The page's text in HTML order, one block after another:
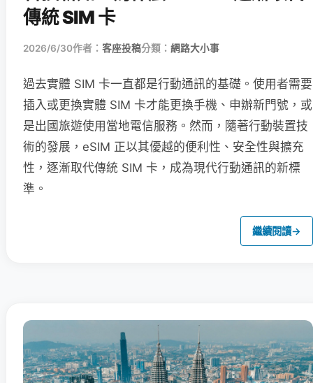
傳統 SIM 卡
2026/6/30作者： 客座投稿分類： 網路大小事
過去實體 SIM 卡一直都是行動通訊的基礎。使用者需要
插入或更換實體 SIM 卡才能更換手機、申辦新門號，或
是出國旅遊使用當地電信服務。然而，隨著行動裝置技
術的發展，eSIM 正以其優越的便利性、安全性與擴充
性，逐漸取代傳統 SIM 卡，成為現代行動通訊的新標
準。
繼續閱讀→